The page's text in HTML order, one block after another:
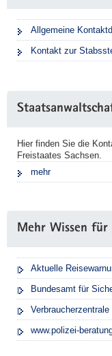
Allgemeine
Kontakt zur
Hier finden Sie die
Freistaates Sachsen.
mehr
Mehr Wissen
Aktuelle
Bundesamt für
Verbraucherzentrale
www.polizei-